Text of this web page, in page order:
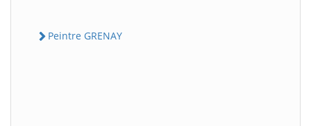
Peintre GRENAY